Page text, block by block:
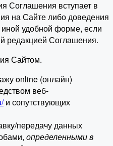
Соглашения вступает в
на Сайте либо доведения
удобной форме, если
редакцией Соглашения.
Сайтом.
online (онлайн)
веб-
и сопутствующих
передачу данных
определенными в